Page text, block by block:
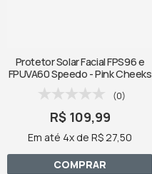
Protetor Solar Facial FPS96 e
FPUVA60 Speedo - Pink Cheeks
(0)
R$ 109,99
Em até 4x de R$ 27,50
COMPRAR